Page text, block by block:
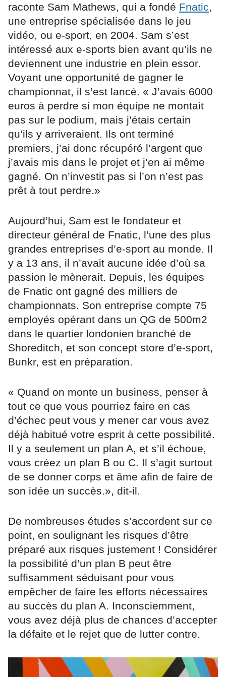
raconte Sam Mathews, qui a fondé Fnatic,
une entreprise spécialisée dans le jeu
vidéo, ou e-sport, en 2004. Sam s’est
intéressé aux e-sports bien avant qu’ils ne
deviennent une industrie en plein essor.
Voyant une opportunité de gagner le
championnat, il s’est lancé. « J’avais 6000
euros à perdre si mon équipe ne montait
pas sur le podium, mais j’étais certain
qu’ils y arriveraient. Ils ont terminé
premiers, j’ai donc récupéré l’argent que
j’avais mis dans le projet et j’en ai même
gagné. On n’investit pas si l’on n’est pas
prêt à tout perdre.»
Aujourd’hui, Sam est le fondateur et
directeur général de Fnatic, l’une des plus
grandes entreprises d’e-sport au monde. Il
y a 13 ans, il n’avait aucune idée d’où sa
passion le mènerait. Depuis, les équipes
de Fnatic ont gagné des milliers de
championnats. Son entreprise compte 75
employés opérant dans un QG de 500m2
dans le quartier londonien branché de
Shoreditch, et son concept store d’e-sport,
Bunkr, est en préparation.
« Quand on monte un business, penser à
tout ce que vous pourriez faire en cas
d’échec peut vous y mener car vous avez
déjà habitué votre esprit à cette possibilité.
Il y a seulement un plan A, et s’il échoue,
vous créez un plan B ou C. Il s’agit surtout
de se donner corps et âme afin de faire de
son idée un succès.», dit-il.
De nombreuses études s’accordent sur ce
point, en soulignant les risques d’être
préparé aux risques justement ! Considérer
la possibilité d’un plan B peut être
suffisamment séduisant pour vous
empêcher de faire les efforts nécessaires
au succès du plan A. Inconsciemment,
vous avez déjà plus de chances d’accepter
la défaite et le rejet que de lutter contre.